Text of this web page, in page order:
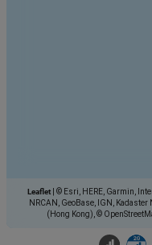
Leaflet
© Esri, HERE, Garmin,
NRCAN, GeoBase, IGN,
(Hong Kong), ©